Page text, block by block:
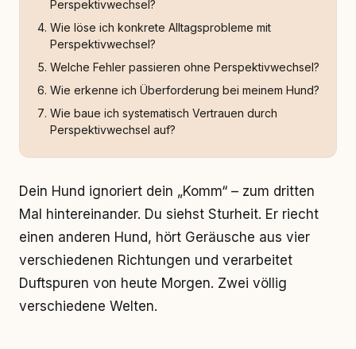
Perspektivwechsel?
Wie löse ich konkrete Alltagsprobleme mit
Perspektivwechsel?
Welche Fehler passieren ohne Perspektivwechsel?
Wie erkenne ich Überforderung bei meinem Hund?
Wie baue ich systematisch Vertrauen durch
Perspektivwechsel auf?
Dein Hund ignoriert dein „Komm“ – zum dritten
Mal hintereinander. Du siehst Sturheit. Er riecht
einen anderen Hund, hört Geräusche aus vier
verschiedenen Richtungen und verarbeitet
Duftspuren von heute Morgen. Zwei völlig
verschiedene Welten.